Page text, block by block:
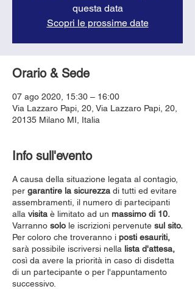
questa data
Scopri le prossime date
Orario & Sede
07 ago 2020, 15:30 – 16:00
Via Lazzaro Papi, 20, Via Lazzaro Papi, 20,
20135 Milano MI, Italia
Info sull'evento
A causa della situazione legata al contagio,
per garantire la sicurezza di tutti ed evitare
assembramenti, il numero di partecipanti
alla visita è limitato ad un massimo di 10.
Varranno solo le iscrizioni pervenute sul sito.
Per coloro che troveranno i posti esauriti,
sarà possibile iscriversi nella lista d'attesa,
così da avere la priorità in caso di disdetta
di un partecipante o per l'appuntamento
successivo.